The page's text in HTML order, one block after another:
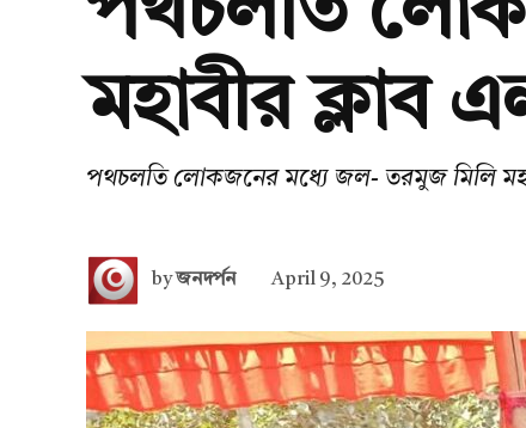
পথচলতি
মহাবীর ক্লাব
পথচলতি লোকজনের মধ্যে জল- তরমুজ মিলি
byজনদর্পন April 9, 2025